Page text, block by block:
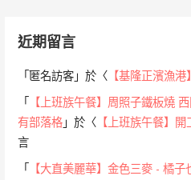
近期留言
「匿名訪客 」於〈 【基隆正濱漁
「
【上班族午餐】周照子鐵板燒
有部落格 」於〈 【上班族午餐】
言
「
【大直美麗華】金色三麥 - 橘